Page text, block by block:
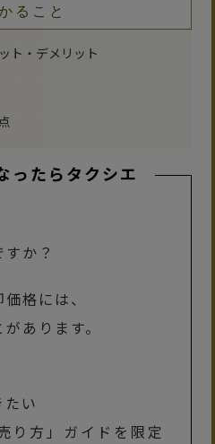
ること
ト・デメリット
ったらタクシエ
か？
格には、
あります。
い
り方」ガイドを限定